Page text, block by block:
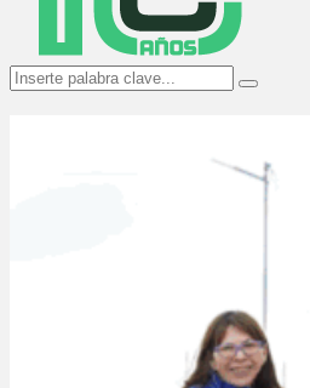
Search
for:
Search